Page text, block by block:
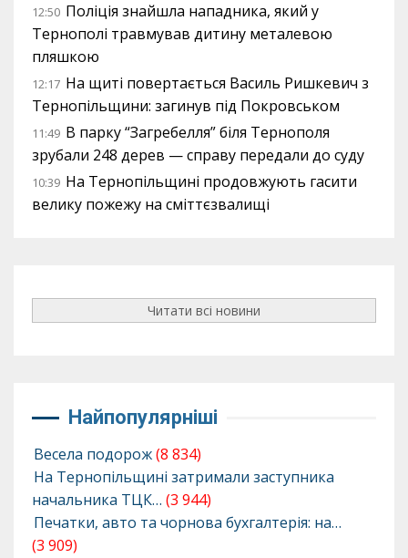
12:50 Поліція знайшла нападника, який у
Тернополі травмував дитину металевою
пляшкою
12:17 На щиті повертається Василь Ришкевич з
Тернопільщини: загинув під Покровськом
11:49 В парку “Загребелля” біля Тернополя
зрубали 248 дерев — справу передали до суду
10:39 На Тернопільщині продовжують гасити
велику пожежу на сміттєзвалищі
Читати всі новини
Найпопулярніші
Весела подорож(8 834)
На Тернопільщині затримали заступника
начальника ТЦК… (3 944)
Печатки, авто та чорнова бухгалтерія: на…
(3 909)